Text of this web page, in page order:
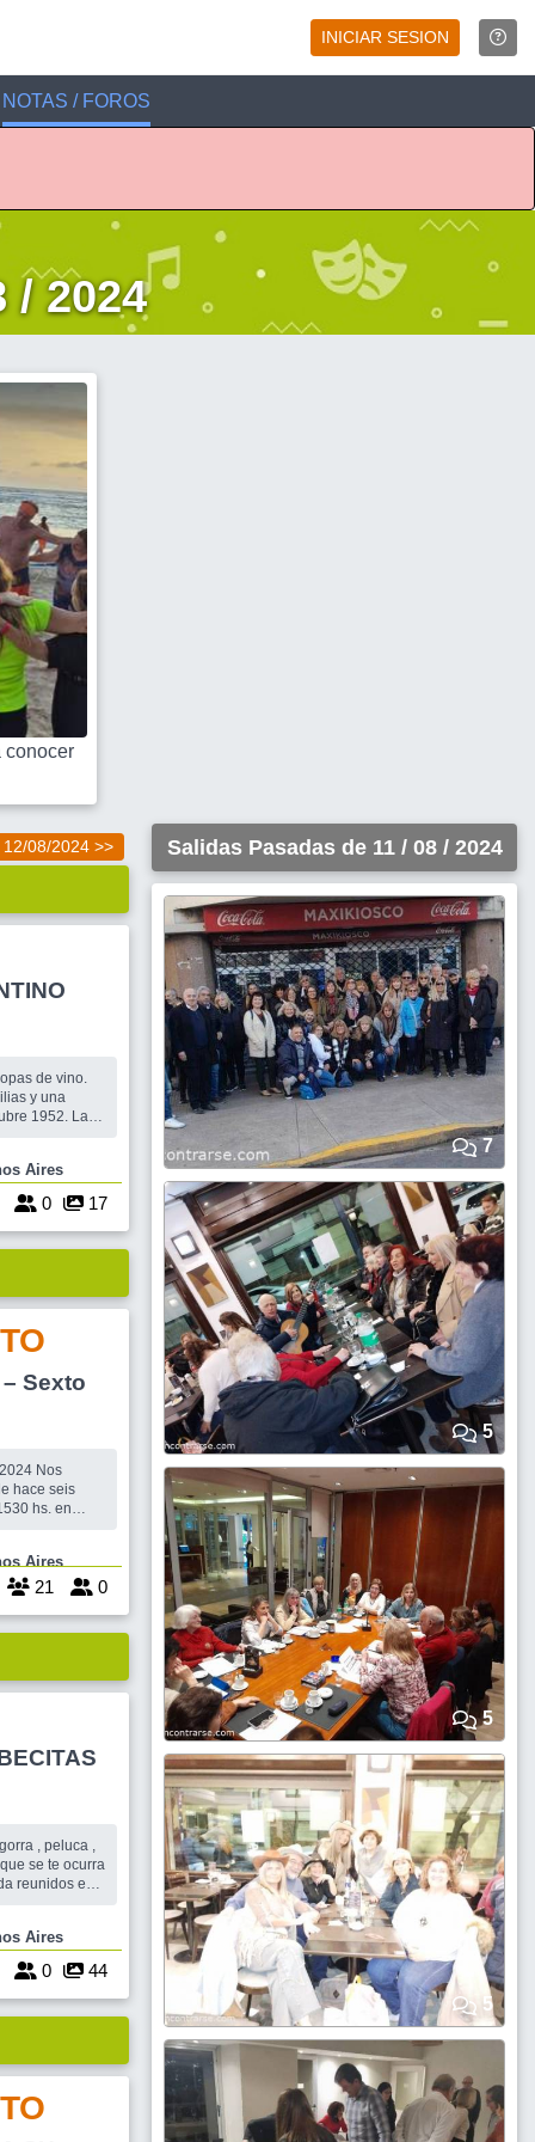
INICIAR SESION
NOTAS / FOROS
/ 2024
conocer
12/08/2024 >>
de vino.
y una
1952. La
Aires
0 17
Sexto
Nos
hace seis
que
Aires
21 0
se te ocurra
Aires
0 44
Salidas Pasadas de 11 / 08 / 2024
7
5
5
5